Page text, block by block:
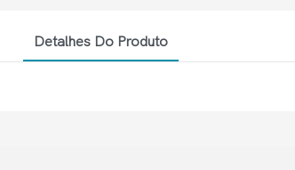
Detalhes Do Produto